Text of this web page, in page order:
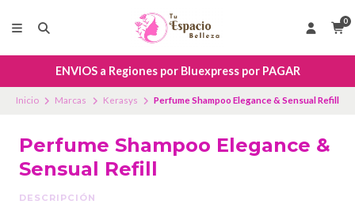
0
ENVIOS a Regiones por Bluexpress por PAGAR
Inicio Marcas Kerasys Perfume Shampoo Elegance & Sensual Refill
Perfume Shampoo Elegance &
Sensual Refill
DESCRIPCIÓN